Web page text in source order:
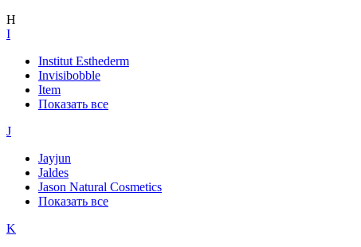
H
I
Institut Esthederm
Invisibobble
Item
Показать все
J
Jayjun
Jaldes
Jason Natural Cosmetics
Показать все
K